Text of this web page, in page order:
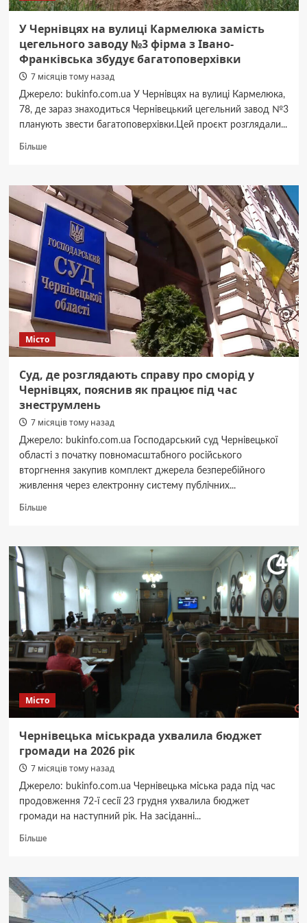
У Чернівцях на вулиці Кармелюка замість
цегельного заводу №3 фірма з Івано-
Франківська збудує багатоповерхівки
7 місяців тому назад
Джерело: bukinfo.com.ua У Чернівцях на вулиці Кармелюка,
78, де зараз знаходиться Чернівецький цегельний завод №3
планують звести багатоповерхівки.Цей проєкт розглядали...
БільшеДокладніше
Чернівцях
на
вулиці
Кармелюка
замість
цегельного
заводу
№3
фірма
Івано-
Франківська
збудує
багатоповерхівки
Місто
Суд, де розглядають справу про сморід у
Чернівцях, пояснив як працює під час
знеструмлень
7 місяців тому назад
Джерело: bukinfo.com.ua Господарський суд Чернівецької
області з початку повномасштабного російського
вторгнення закупив комплект джерела безперебійного
живлення через електронну систему публічних...
БільшеДокладніше
де
розглядають
справу
про
сморід
у
Чернівцях,
пояснив
як
працює
під
знеструмлень
Місто
Чернівецька міськрада ухвалила бюджет
громади на 2026 рік
7 місяців тому назад
Джерело: bukinfo.com.ua Чернівецька міська рада під час
продовження 72-ї сесії 23 грудня ухвалила бюджет
громади на наступний рік. На засіданні...
БільшеДокладніше
міськрада
ухвалила
бюджет
громади